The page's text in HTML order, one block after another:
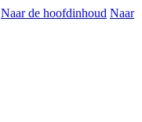
Naar de hoofdinhoud Naar